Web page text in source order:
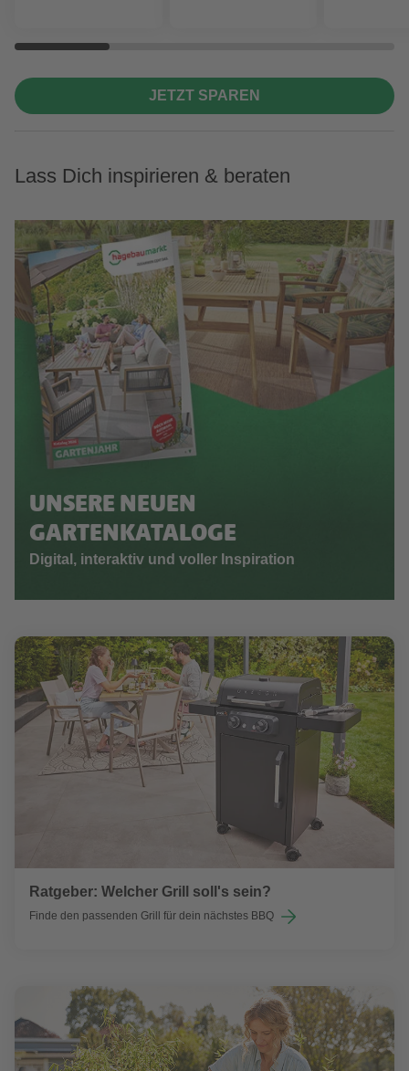
JETZT SPAREN
Lass Dich inspirieren & beraten
UNSERE NEUEN
GARTENKATALOGE
Digital, interaktiv und voller Inspiration
Ratgeber: Welcher Grill soll's sein?
Finde den passenden Grill für dein nächstes BBQ